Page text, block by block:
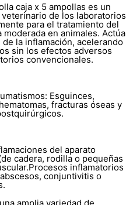
caja x 5 ampollas es un
de los laboratorios
para el tratamiento del
en animales. Actúa
la inflamación, acelerando
sin los efectos adversos
convencionales.
Esguinces,
fracturas óseas y
del aparato
cadera, rodilla o pequeñas
inflamatorios
conjuntivitis o